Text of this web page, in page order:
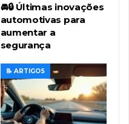
🚘🔒 Últimas inovações
automotivas para
aumentar a
segurança
📝 ARTIGOS